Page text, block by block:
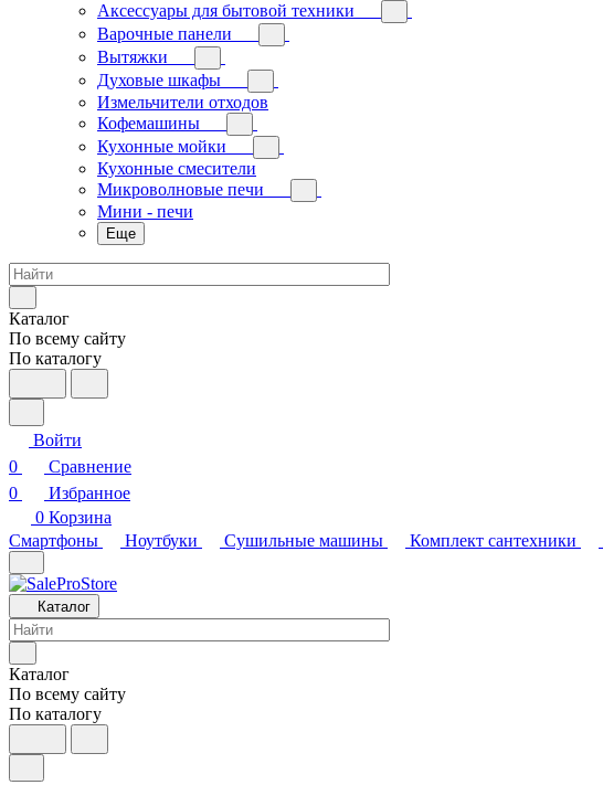
Аксессуары для бытовой техники
Варочные панели
Вытяжки
Духовые шкафы
Измельчители отходов
Кофемашины
Кухонные мойки
Кухонные смесители
Микроволновые печи
Мини - печи
Еще
Каталог
По всему сайту
По каталогу
Войти
0
Сравнение
0
Избранное
0 Корзина
Смартфоны
Ноутбуки Сушильные машины Комплект сантехники
Каталог
Каталог
По всему сайту
По каталогу